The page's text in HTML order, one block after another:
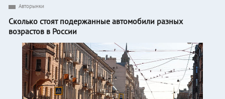
Авторынки
Сколько стоят подержанные автомобили разных
возрастов в России